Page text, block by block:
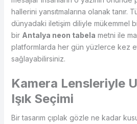
hallerini yansıtmalarına olanak tanır.
dünyadaki iletişim diliyle mükemmel
bir Antalya neon tabela metni ile
platformlarda her gün yüzlerce kez
sağlayabilirsiniz.
Kamera Lensleriyle
Işık Seçimi
Bir tasarım çıplak gözle ne kadar